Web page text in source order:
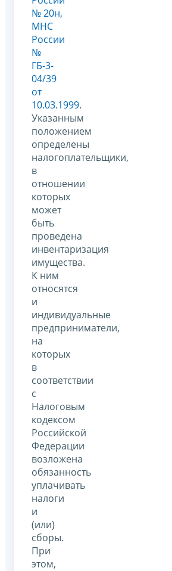
№ 20н,
МНС
России
№
ГБ-3-
04/39
от
10.03.1999.
Указанным
положением
определены
налогоплательщики,
в
отношении
которых
может
быть
проведена
инвентаризация
имущества.
К ним
относятся
и
индивидуальные
предприниматели,
на
которых
в
соответствии
с
Налоговым
кодексом
Российской
Федерации
возложена
обязанность
уплачивать
налоги
и
(или)
сборы.
При
этом,